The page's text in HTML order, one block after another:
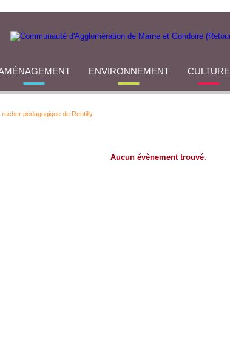
ENVIRONNEMENT CULTURE
pédagogique de Rentilly
Aucun évènement trouvé.